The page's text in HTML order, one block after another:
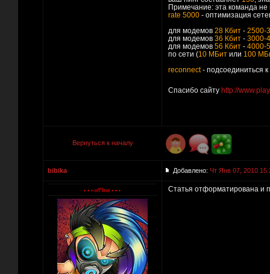
Примечание: эта команда
rate 5000 - оптимизация
для модемов 28 Кбит - 2500-
для модемов 36 Кбит - 3000-
для модемов 56 Кбит - 4000-
по сети (10 МБит или 100
reconnect- подсоединиться
Спасибо сайту http://
Вернуться к началу
bibika Добавлено: Чт Янв 07, 2010
Статья отформатирована и